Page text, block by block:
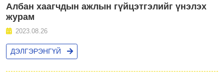
Албан хаагчдын ажлын гүйцэтгэлийг үнэлэх
журам
2023.08.26
ДЭЛГЭРЭНГҮЙ